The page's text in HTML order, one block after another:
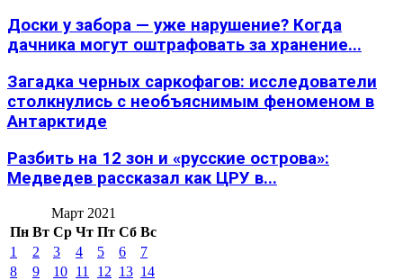
Доски у забора — уже нарушение? Когда
дачника могут оштрафовать за хранение...
Загадка черных саркофагов: исследователи
столкнулись с необъяснимым феноменом в
Антарктиде
Разбить на 12 зон и «русские острова»:
Медведев рассказал как ЦРУ в...
Март 2021
Пн Вт Ср Чт Пт Сб Вс
1
2 3 4 5 6
7
8
9 10 11 12 13 14